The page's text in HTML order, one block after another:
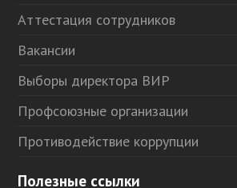
Аттестация сотрудников
Вакансии
Выборы директора ВИР
Профсоюзные организации
Противодействие коррупции
Полезные ссылки